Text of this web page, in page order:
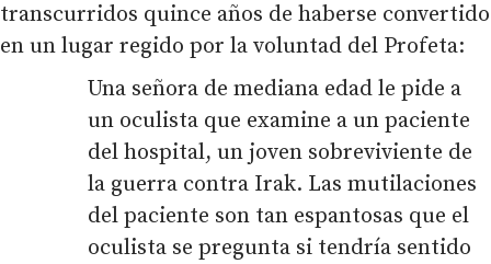
transcurridos quince años de haberse convertido
en un lugar regido por la voluntad del Profeta:
Una señora de mediana edad le pide a
un oculista que examine a un paciente
del hospital, un joven sobreviviente de
la guerra contra Irak. Las mutilaciones
del paciente son tan espantosas que el
oculista se pregunta si tendría sentido